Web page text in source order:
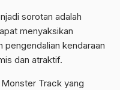
sorotan adalah
menyaksikan
pengendalian kendaraan
dan atraktif.
Track yang